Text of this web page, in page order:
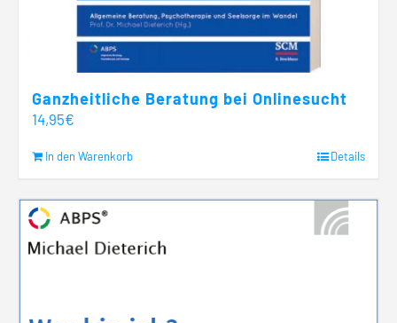
Ganzheitliche Beratung bei Onlinesucht
14,95€
In den Warenkorb Details